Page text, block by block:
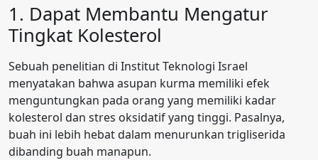
1. Dapat Membantu Mengatur
Tingkat Kolesterol
Sebuah penelitian di Institut Teknologi Israel
menyatakan bahwa asupan kurma memiliki efek
menguntungkan pada orang yang memiliki kadar
kolesterol dan stres oksidatif yang tinggi. Pasalnya,
buah ini lebih hebat dalam menurunkan trigliserida
dibanding buah manapun.